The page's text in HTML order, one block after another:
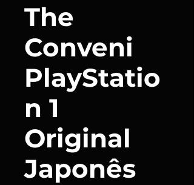
The
Conveni
PlayStatio
n 1
Original
Japonês